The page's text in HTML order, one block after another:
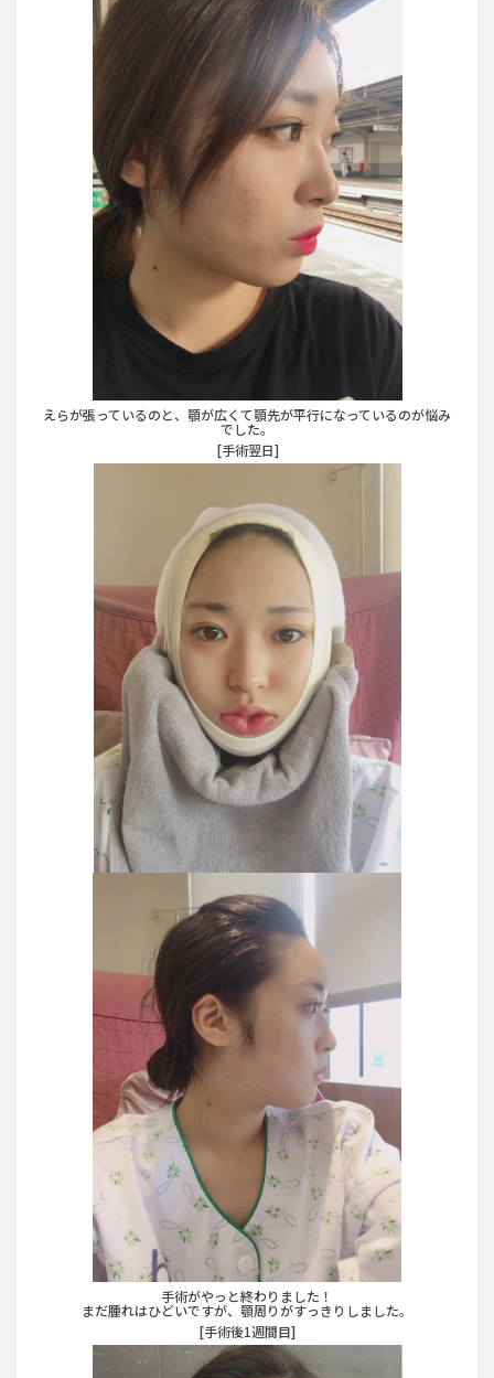
えらが張っているのと、顎が広くて顎先が平行になっているのが悩み
でした。
[手術翌日]
手術がやっと終わりました！
まだ腫れはひどいですが、顎周りがすっきりしました。
[手術後1週間目]